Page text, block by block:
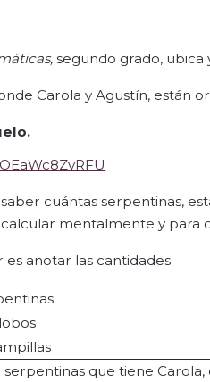
segundo grado, ubica
Carola y Agustín, están
.
cuántas serpentinas,
mentalmente y para
anotar las cantidades.
que tiene